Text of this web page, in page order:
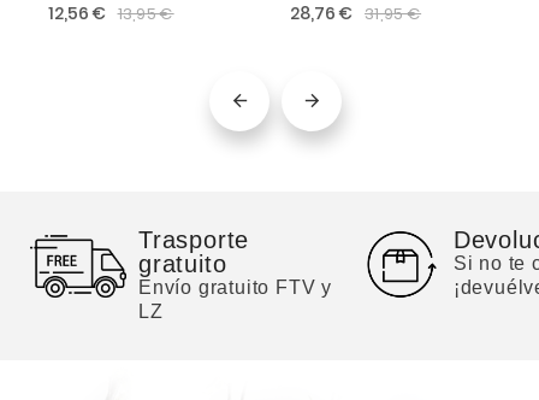
12,56 € 13,95 €
28,76 € 31,95 €
 
Trasporte
gratuito
Envío gratuito FTV y
LZ
Si no te